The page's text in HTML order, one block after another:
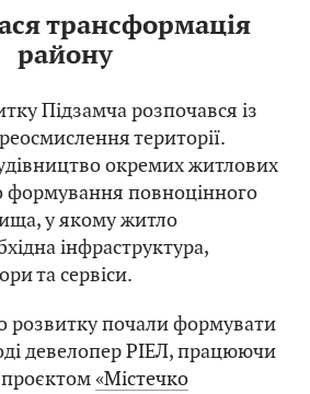
трансформація
району
Підзамча розпочався із
території.
окремих житлових
формування повноцінного
у якому житло
інфраструктура,
та сервіси.
розвитку почали формувати
девелопер РІЕЛ, працюючи
«Містечко